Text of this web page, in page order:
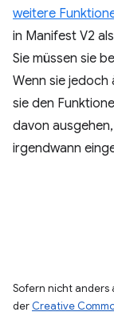
weitere
in Manifest V2
Sie müssen sie
Wenn sie jedoch
sie den
davon
irgendwann
Sofern nicht anders
der Creative